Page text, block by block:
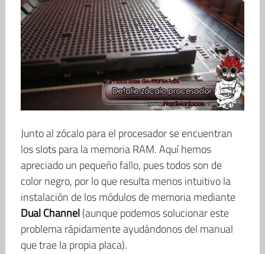
Junto al zócalo para el procesador se encuentran
los slots para la memoria RAM. Aquí hemos
apreciado un pequeño fallo, pues todos son de
color negro, por lo que resulta menos intuitivo la
instalación de los módulos de memoria mediante
Dual Channel(aunque podemos solucionar este
problema rápidamente ayudándonos del manual
que trae la propia placa).